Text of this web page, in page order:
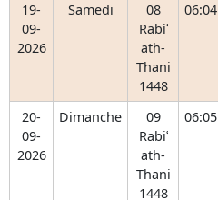
19-
09-
2026
Samedi
08
Rabiʿ
ath-
Thani
1448
06:04
20-
09-
2026
Dimanche
09
Rabiʿ
ath-
Thani
1448
06:05